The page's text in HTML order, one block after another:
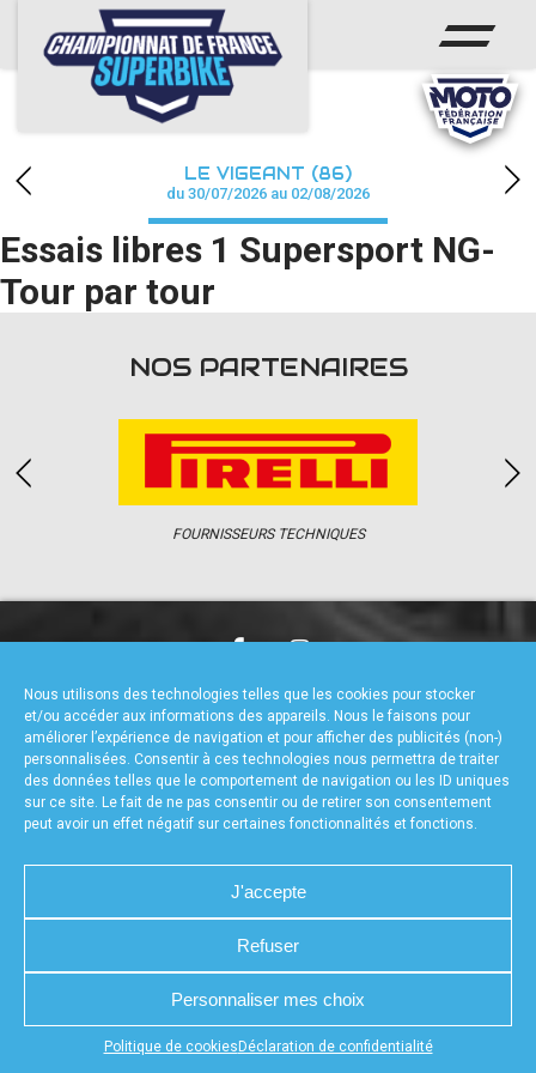
Nous utilisons des technologies telles que les cookies pour stocker
et/ou accéder aux informations des appareils. Nous le faisons pour
améliorer l’expérience de navigation et pour afficher des publicités (non-)
personnalisées. Consentir à ces technologies nous permettra de traiter
des données telles que le comportement de navigation ou les ID uniques
sur ce site. Le fait de ne pas consentir ou de retirer son consentement
peut avoir un effet négatif sur certaines fonctionnalités et fonctions.
J'accepte
Refuser
Personnaliser mes choix
Politique de cookies Déclaration de confidentialité
Appuyez sur le bouton partager en bas de votre
ACCUEIL
CHAMPIONNAT
CALENDRIER
RÉSULTATS
PHOTOS / WEB TV
PARTENAIRES
PRESSE
PRESSE
accéder à la billetterie
LE VIGEANT (86)
du 30/07/2026 au 02/08/2026
Essais libres 1 Supersport NG-
Tour par tour
NOS PARTENAIRES
FOURNISSEURS TECHNIQUES
CHARTE DE CONFIDENTIALITÉ
NOUS CONTACTER
MENTIONS LÉGALES
RÉALISÉ PAR L’AGENCE WEB A3WEB
POLITIQUE DE COOKIES (UE)
DÉCLARATION DE CONFIDENTIALITÉ (UE)